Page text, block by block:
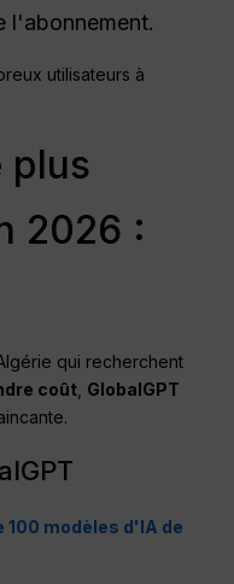
l'abonnement.
utilisateurs à
plus
2026 :
qui recherchent
coût GlobalGPT
100 modèles d'IA de